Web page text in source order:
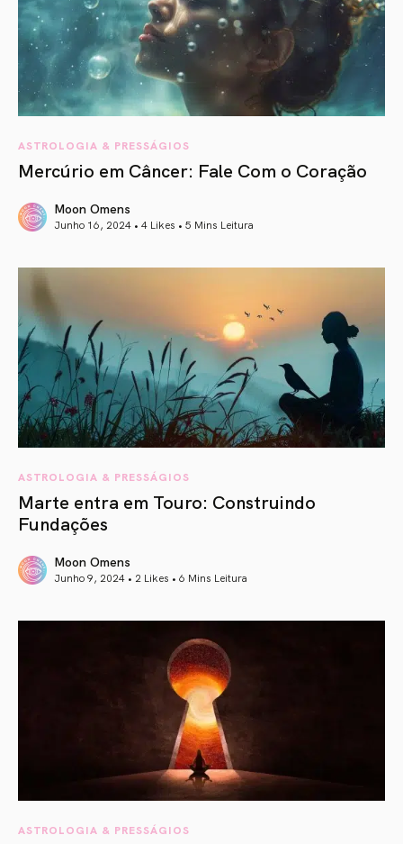
ASTROLOGIA & PRESSÁGIOS
Mercúrio em Câncer: Fale Com o Coração
Moon Omens
Junho 16, 2024 • 4 Likes • 5 Mins Leitura
ASTROLOGIA & PRESSÁGIOS
Marte entra em Touro: Construindo
Fundações
Moon Omens
Junho 9, 2024 • 2 Likes • 6 Mins Leitura
ASTROLOGIA & PRESSÁGIOS